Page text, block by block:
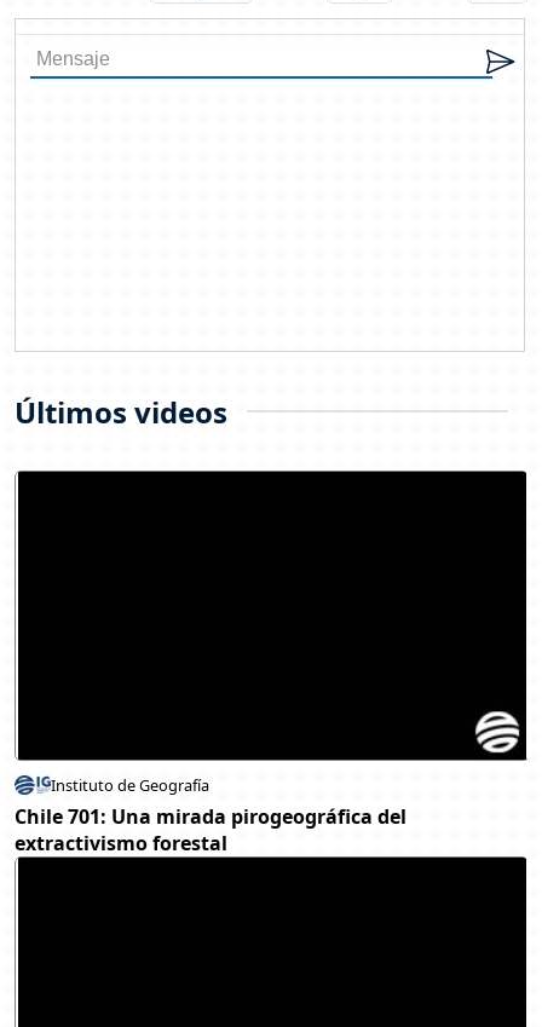
Últimos videos
Instituto de Geografía
Chile 701: Una mirada pirogeográfica del
extractivismo forestal